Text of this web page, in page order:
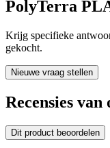
PolyTerra
Krijg specifieke
gekocht.
Nieuwe vraag stellen
Recensies van
Dit product beoordelen